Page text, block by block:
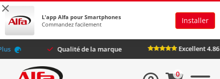
×
L'app Alfa pour Smartphones
Commandez facilement
Installer
Alfa Plus Qualité de la marque
0